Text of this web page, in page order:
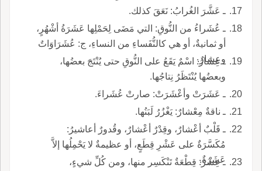
ـ عَشَّرَ الغُرابُ: نَعَقَ كذلك.
ـ عُشَراءُ من النُّوقِ: التي مَضَى لِحَمْلِها عَشَرَةُ أشْهُرٍ،
أو ثمانيةٌ، أو هي كالنُّفَساءِ من النساءِ، ج: عُشَرَاوَاتٌ
وعِشارٌ.
ـ عِشَارُ: اسْمٌ يَقَعُ على النُّوقِ حتى يُنْتَجَ بعضُها،
وبعضُها يُنْتَظَرُ نِتاجُها.
ـ عَشَرَتْ وأعْشَرَتْ: صارتْ عُشَراءَ.
ـ ناقةٌ مِعْشارٌ: يَغْزُرُ لَبَنُها.
ـ قَلْبٌ أعْشارٌ، وقِدْرٌ أعْشارٌ، وقُدورٌ أعاشيرُ:
مُكَسَّرَةٌ على عَشْرِ قِطَعٍ، أو عظيمةٌ لا يَحْمِلُها إلاَّ
عَشَرَةٌ.
ـ عِشْرُ: قِطْعَةٌ تَنْكَسِر منها، ومن كُلِّ شيءٍ،